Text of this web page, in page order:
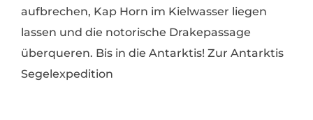
aufbrechen, Kap Horn im Kielwasser liegen
lassen und die notorische Drakepassage
überqueren. Bis in die Antarktis! Zur Antarktis
Segelexpedition